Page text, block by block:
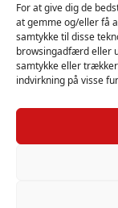
For at give dig de
at gemme og/eller få
samtykke til disse
browsingadfærd eller
samtykke eller
indvirkning på visse